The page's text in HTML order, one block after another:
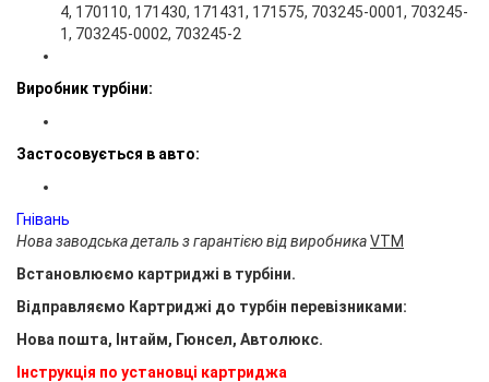
4, 170110, 171430, 171431, 171575, 703245-0001, 703245-
1, 703245-0002, 703245-2
Виробник турбіни:
Застосовується в авто:
Гнiвань
Нова заводська деталь з гарантією від виробникаVTM
Встановлюємо картриджі в турбіни.
Відправляємо Картриджі до турбін перевізниками:
Нова пошта, Інтайм, Гюнсел, Автолюкс.
Інструкція по установці картриджа